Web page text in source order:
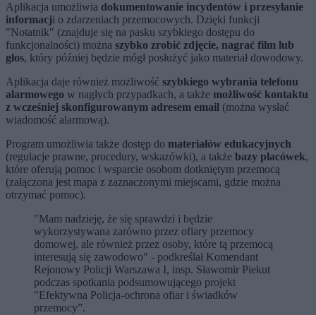
Aplikacja umożliwia dokumentowanie incydentów i przesyłanie
informacji o zdarzeniach przemocowych. Dzięki funkcji
"Notatnik" (znajduje się na pasku szybkiego dostępu do
funkcjonalności) można szybko zrobić zdjęcie, nagrać film lub
głos, który później będzie mógł posłużyć jako materiał dowodowy.
Aplikacja daje również możliwość szybkiego wybrania telefonu
alarmowego w nagłych przypadkach, a także możliwość kontaktu
z wcześniej skonfigurowanym adresem email (można wysłać
wiadomość alarmową).
Program umożliwia także dostęp do materiałów edukacyjnych
(regulacje prawne, procedury, wskazówki), a także bazy placówek,
które oferują pomoc i wsparcie osobom dotkniętym przemocą
(załączona jest mapa z zaznaczonymi miejscami, gdzie można
otrzymać pomoc).
"Mam nadzieję, że się sprawdzi i będzie
wykorzystywana zarówno przez ofiary przemocy
domowej, ale również przez osoby, które tą przemocą
interesują się zawodowo" - podkreślał Komendant
Rejonowy Policji Warszawa I, insp. Sławomir Piekut
podczas spotkania podsumowującego projekt
"Efektywna Policja-ochrona ofiar i świadków
przemocy”.